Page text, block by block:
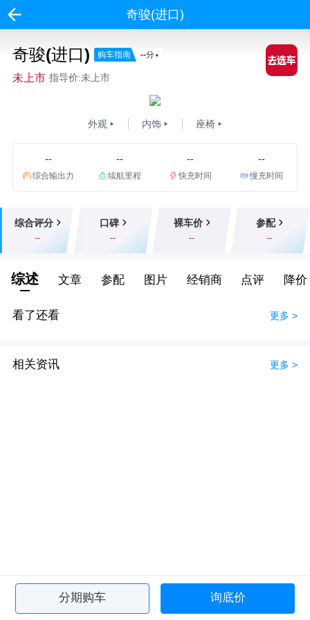
奇骏(进口)
奇骏(进口) 购车指南 --分
未上市 指导价:未上市
外观 内饰 座椅
--
综合输出力
--
续航里程
--
快充时间
--
慢充时间
综合评分
--
口碑
--
裸车价
--
参配
--
综述 文章 参配 图片 经销商 点评 降价
看了还看 更多 >
相关资讯 更多 >
分期购车 询底价